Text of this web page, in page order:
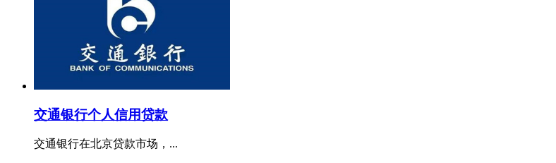
交通银行个人信用贷款
交通银行在北京贷款市场，...